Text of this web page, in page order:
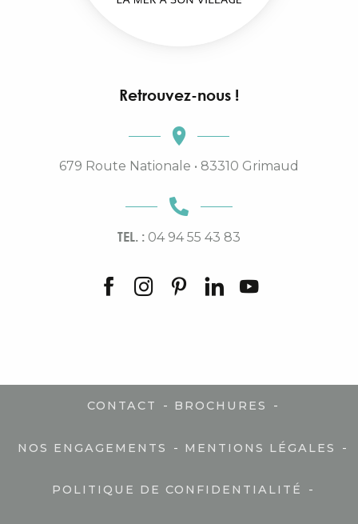
Retrouvez-nous !
679 Route Nationale • 83310 Grimaud
TEL. : 04 94 55 43 83
CONTACT - BROCHURES -
NOS ENGAGEMENTS - MENTIONS LÉGALES -
POLITIQUE DE CONFIDENTIALITÉ -